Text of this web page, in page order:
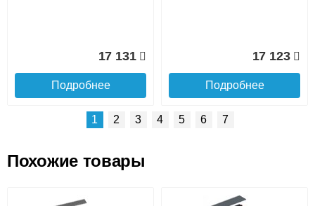
17 131
Подробнее
17 123
Подробнее
Конвектор ITT.090.200.1400 Конвектор ITT.090.200.1300
1 2 3 4 5 6 7
Похожие товары